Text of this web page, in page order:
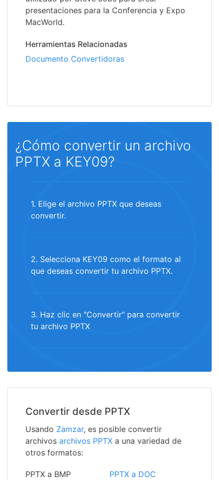
presentaciones para la Conferencia y Expo
MacWorld.
Herramientas Relacionadas
Documento Convertidoras
¿Cómo convertir un archivo
PPTX a KEY09?
1. Elige el archivo PPTX que deseas
convertir.
2. Selecciona KEY09 como el formato al
que deseas convertir tu archivo PPTX.
3. Haz clic en "Convertir" para convertir
tu archivo PPTX
Convertir desde PPTX
Usando Zamzar, es posible convertir
archivos archivos PPTX a una variedad de
otros formatos:
PPTX a BMP
PPTX a DOC